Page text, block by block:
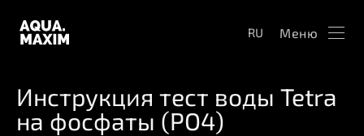
RU Меню
Инструкция тест воды Tetra
на фосфаты (PO4)